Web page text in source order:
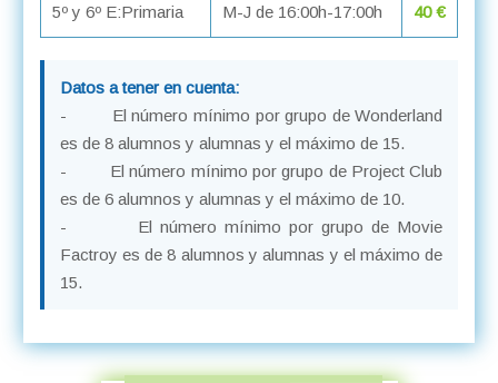
5º y 6º E:Primaria M-J de 16:00h-17:00h 40 €
Datos a tener en cuenta:
- El número mínimo por grupo de Wonderland
es de 8 alumnos y alumnas y el máximo de 15.
- El número mínimo por grupo de Project Club
es de 6 alumnos y alumnas y el máximo de 10.
- El número mínimo por grupo de Movie
Factroy es de 8 alumnos y alumnas y el máximo de
15.